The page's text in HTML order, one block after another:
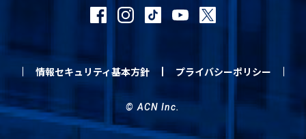
情報セキュリティ基本方針 プライバシーポリシー
© ACN Inc.